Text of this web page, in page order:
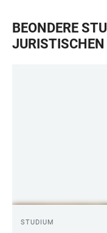
BEONDERE
STUDIUM